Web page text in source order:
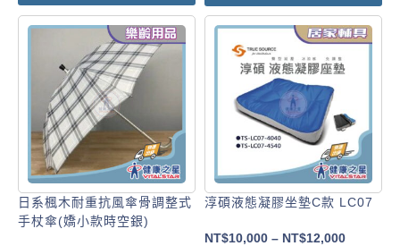
日系楓木耐重抗風傘骨調整式
手杖傘(嬌小款時空銀)
淳碩液態凝膠坐墊C款 LC07
NT$10,000 – NT$12,000